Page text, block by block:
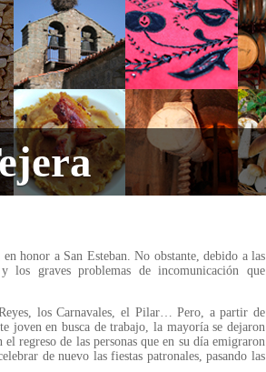
honor a San Esteban. No obstante, debido a las
los graves problemas de incomunicación que
los Carnavales, el Pilar… Pero, a partir de
joven en busca de trabajo, la mayoría se dejaron
regreso de las personas que en su día emigraron
de nuevo las fiestas patronales, pasando las